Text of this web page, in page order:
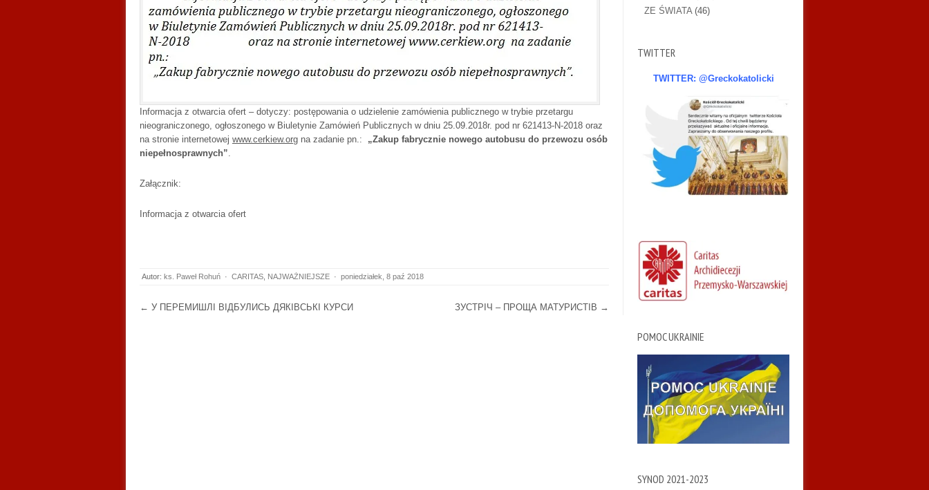
Informacja z otwarcia ofert – dotyczy: postępowania o udzielenie zamówienia publicznego w trybie przetargu
nieograniczonego, ogłoszonego w Biuletynie Zamówień Publicznych w dniu 25.09.2018r. pod nr 621413-N-2018 oraz
na stronie internetowej www.cerkiew.org na zadanie pn.: „Zakup fabrycznie nowego autobusu do przewozu osób
niepełnosprawnych”.
Załącznik:
Informacja z otwarcia ofert
Autor: ks. Paweł Rohuń · CARITAS NAJWAŻNIEJSZE · poniedziałek, 8 paź 2018
Post navigation
← У ПЕРЕМИШЛІ ВІДБУЛИСЬ ДЯКІВСЬКІ КУРСИ ЗУСТРІЧ – ПРОЩА МАТУРИСТІВ →
ZE ŚWIATA(46)
TWITTER
TWITTER: @Greckokatolicki
POMOC UKRAINIE
SYNOD 2021-2023